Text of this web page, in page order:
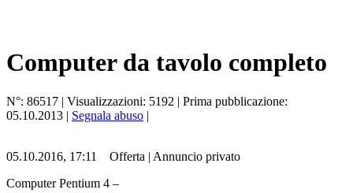
Computer da tavolo completo
N°: 86517 | Visualizzazioni: 5192 | Prima pubblicazione:
05.10.2013 | Segnala abuso |
05.10.2016, 17:11 Offerta | Annuncio privato
Computer Pentium 4 –